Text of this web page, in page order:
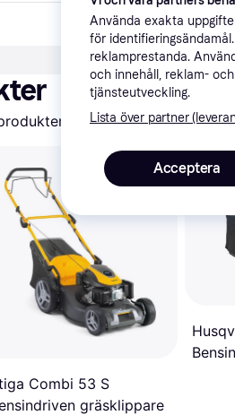
som kanske skulle
Combi 53 S
gräsklippare
Använda exakta
för
reklamprestanda.
och innehåll, reklam-
tjänsteutveckling.
Lista över partner
Acceptera